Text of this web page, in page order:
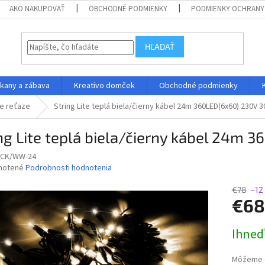
AKO NAKUPOVAŤ OBCHODNÉ PODMIENKY PODMIENKY OCHRANY
HĽADAŤ
a zábava Kreativo domček Obchodné podmienky
reťaze String Lite teplá biela/čierny kábel 24m 360LED(6x60) 230V
Lite teplá biela/čierny kábel 24m
WW-24
Podrobnosti hodnotenia
€78 –12
€68
cena: